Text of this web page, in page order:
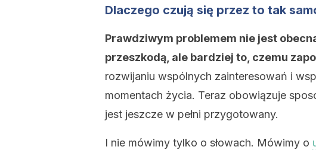
Dlaczego czują się przez to tak
Prawdziwym problemem nie jest
przeszkodą, ale bardziej to, czemu
rozwijaniu wspólnych zainteresowań i
momentach życia. Teraz obowiązuje
jest jeszcze w pełni przygotowany.
I nie mówimy tylko o słowach. Mówimy o